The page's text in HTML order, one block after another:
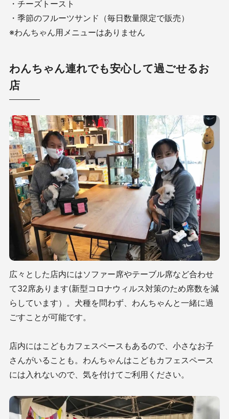
・チーズトースト
・季節のフルーツサンド（毎日数量限定で販売）
※わんちゃん用メニューはありません
わんちゃん連れでも安心して過ごせるお
店
広々とした店内にはソファー席やテーブル席など合わせ
て32席あります(新型コロナウィルス対策のため席数を減
らしています）。犬種を問わず、わんちゃんと一緒に過
ごすことが可能です。
店内にはこどもカフェスペースもあるので、小さなお子
さんがいることも。わんちゃんはこどもカフェスペース
には入れないので、気を付けてご利用ください。